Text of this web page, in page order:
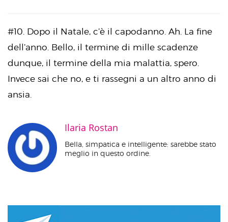
#10. Dopo il Natale, c’è il capodanno. Ah. La fine
dell’anno. Bello, il termine di mille scadenze
dunque, il termine della mia malattia, spero.
Invece sai che no, e ti rassegni a un altro anno di
ansia.
Ilaria Rostan
Bella, simpatica e intelligente: sarebbe stato
meglio in questo ordine.